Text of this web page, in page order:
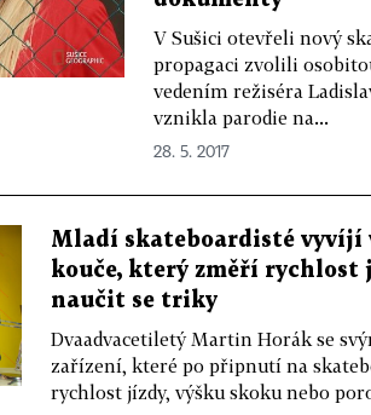
V Sušici otevřeli nový
propagaci zvolili
vedením režiséra
vznikla parodie na...
28. 5. 2017
Mladí skateboardisté
kouče, který změří rychlost
naučit se triky
Dvaadvacetiletý Martin Horák se
zařízení, které po připnutí na
rychlost jízdy, výšku skoku nebo